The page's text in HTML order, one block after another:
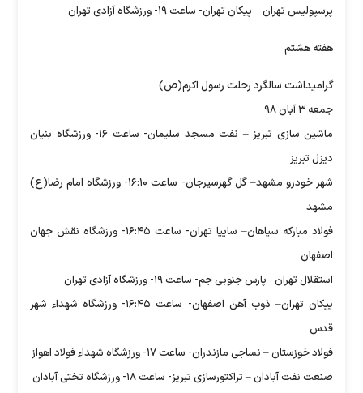
پرسپولیس تهران – پیکان تهران- ساعت ۱۹- ورزشگاه آزادی تهران
هفته هشتم
گرامیداشت سالگرد رحلت رسول اکرم(ص)
جمعه ۳ آبان ۹۸
ماشین سازی تبریز – نفت مسجد سلیمان- ساعت ۱۶- ورزشگاه بنیان
دیزل تبریز
شهر خودرو مشهد– گل گهرسیرجان- ساعت ۱۶:۱۰- ورزشگاه امام رضا(ع)
مشهد
فولاد مبارکه سپاهان– سایپا تهران- ساعت ۱۶:۴۵- ورزشگاه نقش جهان
اصفهان
استقلال تهران– پارس جنوبی جم- ساعت ۱۹- ورزشگاه آزادی تهران
پیکان تهران– ذوب آهن اصفهان- ساعت ۱۶:۴۵- ورزشگاه شهداء شهر
قدس
فولاد خوزستان – نساجی مازندران- ساعت ۱۷- ورزشگاه شهداء فولاد اهواز
صنعت نفت آبادان – تراکتورسازی تبریز- ساعت ۱۸- ورزشگاه تختی آبادان